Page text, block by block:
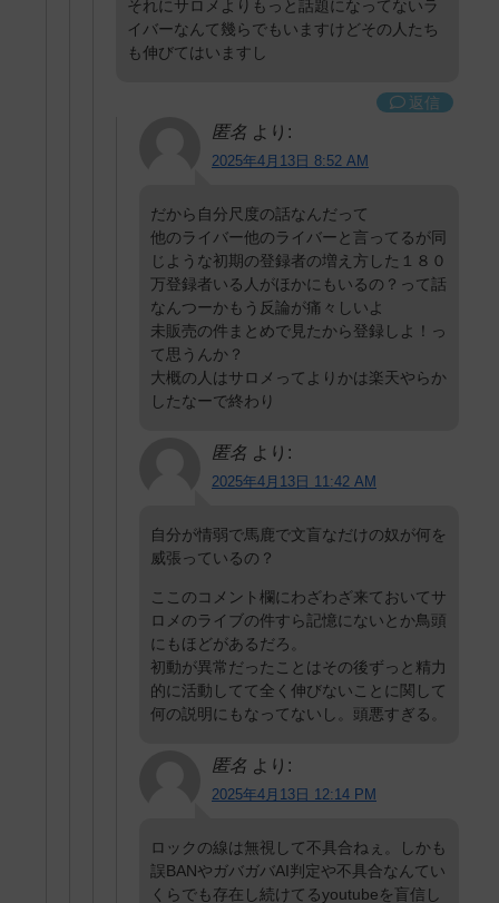
それにサロメよりもっと話題になってないラ
イバーなんて幾らでもいますけどその人たち
も伸びてはいますし
返信
匿名 より:
2025年4月13日 8:52 AM
だから自分尺度の話なんだって
他のライバー他のライバーと言ってるが同
じような初期の登録者の増え方した１８０
万登録者いる人がほかにもいるの？って話
なんつーかもう反論が痛々しいよ
未販売の件まとめで見たから登録しよ！っ
て思うんか？
大概の人はサロメってよりかは楽天やらか
したなーで終わり
匿名 より:
2025年4月13日 11:42 AM
自分が情弱で馬鹿で文盲なだけの奴が何を
威張っているの？
ここのコメント欄にわざわざ来ておいてサ
ロメのライブの件すら記憶にないとか鳥頭
にもほどがあるだろ。
初動が異常だったことはその後ずっと精力
的に活動してて全く伸びないことに関して
何の説明にもなってないし。頭悪すぎる。
匿名 より:
2025年4月13日 12:14 PM
ロックの線は無視して不具合ねぇ。しかも
誤BANやガバガバAI判定や不具合なんてい
くらでも存在し続けてるyoutubeを盲信し